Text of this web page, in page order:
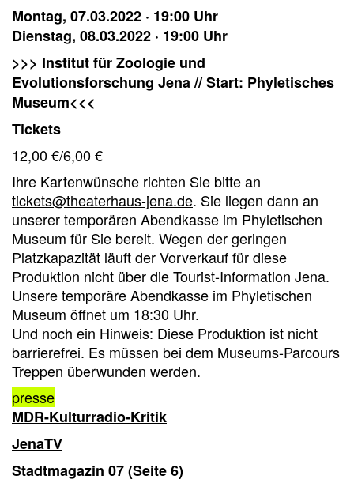
Montag, 07.03.2022 · 19:00 Uhr
Dienstag, 08.03.2022 · 19:00 Uhr
>>> Institut für Zoologie und
Evolutionsforschung Jena // Start: Phyletisches
Museum<<<
Tickets
12,00 €/6,00 €
Ihre Kartenwünsche richten Sie bitte an
tickets@theaterhaus-jena.de. Sie liegen dann an
unserer temporären Abendkasse im Phyletischen
Museum für Sie bereit. Wegen der geringen
Platzkapazität läuft der Vorverkauf für diese
Produktion nicht über die Tourist-Information Jena.
Unsere temporäre Abendkasse im Phyletischen
Museum öffnet um 18:30 Uhr.
Und noch ein Hinweis: Diese Produktion ist nicht
barrierefrei. Es müssen bei dem Museums-Parcours
Treppen überwunden werden.
presse
MDR-Kulturradio-Kritik
JenaTV
Stadtmagazin 07 (Seite 6)